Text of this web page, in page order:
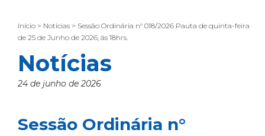
Início > Notícias > Sessão Ordinária n° 018/2026 Pauta de quinta-feira
de 25 de Junho de 2026, às 18hrs.
Notícias
24 de junho de 2026
Sessão Ordinária n°